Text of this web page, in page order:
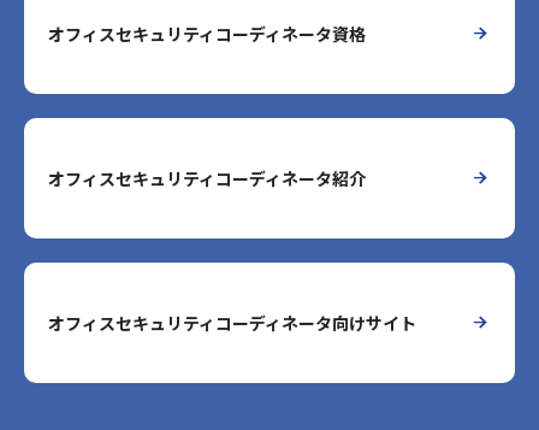
オフィスセキュリティコーディネータ資格
オフィスセキュリティコーディネータ紹介
オフィスセキュリティコーディネータ向けサイト